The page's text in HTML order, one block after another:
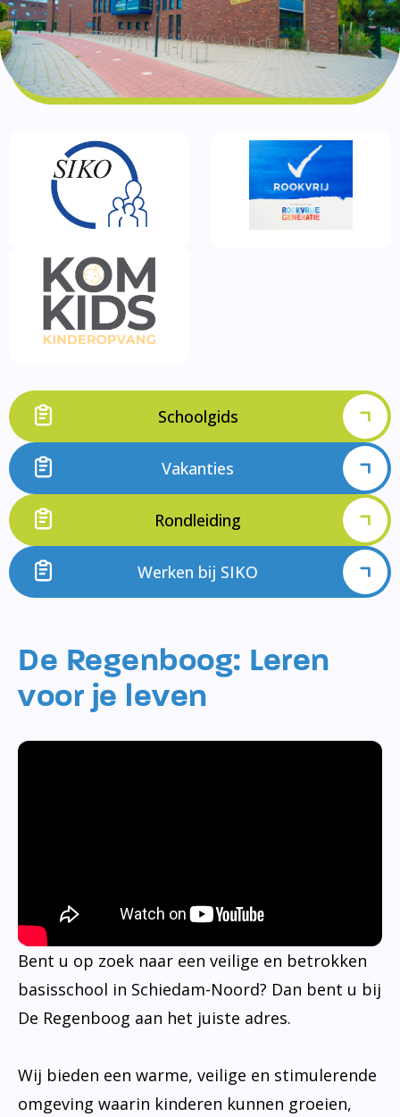
Schoolgids
Vakanties
Rondleiding
Werken bij SIKO
De Regenboog: Leren
voor je leven
Bent u op zoek naar een veilige en betrokken
basisschool in Schiedam-Noord? Dan bent u bij
De Regenboog aan het juiste adres.
Wij bieden een warme, veilige en stimulerende
omgeving waarin kinderen kunnen groeien,